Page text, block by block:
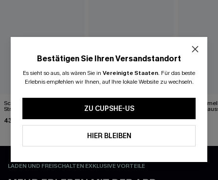
Schwarzes Kurzarm Mini-
Strandkleid mit
43,00 €
Elegantes Midikleid mit
43,00 €
Beiges
37,00 €
LADEN UND FREISCHALTEN EXKLUSIVE VORTEILE
Bestätigen Sie Ihren Versandstandort
Es sieht so aus, als wären Sie in Vereinigte Staaten. Für das beste
Erlebnis empfehlen wir Ihnen, auf Ihre lokale Website zu wechseln.
ZU CUPSHE-US
HIER BLEIBEN